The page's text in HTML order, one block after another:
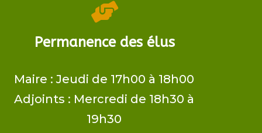

Permanence des élus
Maire ​: Jeudi de 17h00 à 18h00
Adjoints​ : Mercredi de 18h30 à
19h30